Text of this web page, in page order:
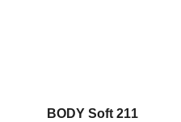
BODY Soft 211